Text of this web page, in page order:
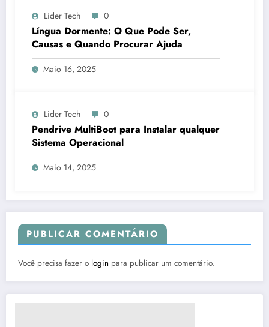
Lider Tech 0
Língua Dormente: O Que Pode Ser,
Causas e Quando Procurar Ajuda
Maio 16, 2025
Lider Tech 0
Pendrive MultiBoot para Instalar qualquer
Sistema Operacional
Maio 14, 2025
PUBLICAR COMENTÁRIO
Você precisa fazer o login para publicar um comentário.